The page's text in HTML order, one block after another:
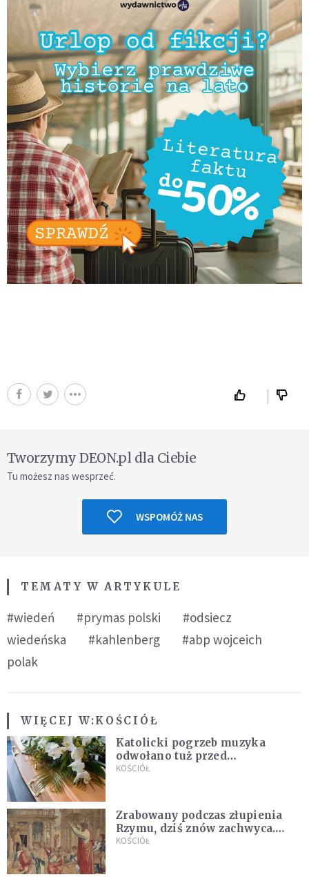
Tworzymy DEON.pl dla Ciebie
Tu możesz nas wesprzeć.
WSPOMÓŻ NAS
TEMATY W ARTYKULE
#wiedeń #prymas polski
#odsiecz
wiedeńska
#kahlenberg
#abp wojceich
polak
WIĘCEJ W:KOŚCIÓŁ
Katolicki pogrzeb muzyka
odwołano tuż przed
uroczystością. Powodem była
KOŚCIÓŁ
Zrabowany podczas złupienia
Rzymu, dziś znów zachwyca.
Wyjątkowy arras w Castel
KOŚCIÓŁ